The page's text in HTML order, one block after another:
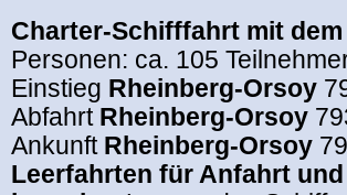
Charter-Schifffahrt mit
Personen: ca. 105
Einstieg Rheinberg-Orsoy
Abfahrt Rheinberg-Orsoy
Ankunft Rheinberg-Orsoy
Leerfahrten für Anfahrt